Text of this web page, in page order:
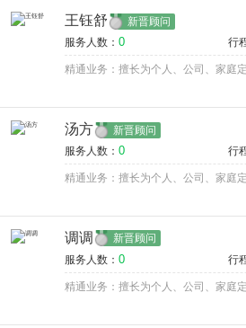
王钰舒 新晋顾问
服务人数： 0 行
精通业务：擅长为个人、公司、家庭
汤方 新晋顾问
服务人数： 0 行
精通业务：擅长为个人、公司、家庭
调调 新晋顾问
服务人数： 0 行
精通业务：擅长为个人、公司、家庭